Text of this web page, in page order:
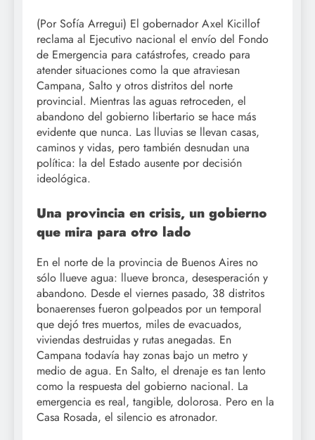
(Por Sofía Arregui) El gobernador Axel Kicillof
reclama al Ejecutivo nacional el envío del Fondo
de Emergencia para catástrofes, creado para
atender situaciones como la que atraviesan
Campana, Salto y otros distritos del norte
provincial. Mientras las aguas retroceden, el
abandono del gobierno libertario se hace más
evidente que nunca. Las lluvias se llevan casas,
caminos y vidas, pero también desnudan una
política: la del Estado ausente por decisión
ideológica.
Una provincia en crisis, un gobierno
que mira para otro lado
En el norte de la provincia de Buenos Aires no
sólo llueve agua: llueve bronca, desesperación y
abandono. Desde el viernes pasado, 38 distritos
bonaerenses fueron golpeados por un temporal
que dejó tres muertos, miles de evacuados,
viviendas destruidas y rutas anegadas. En
Campana todavía hay zonas bajo un metro y
medio de agua. En Salto, el drenaje es tan lento
como la respuesta del gobierno nacional. La
emergencia es real, tangible, dolorosa. Pero en la
Casa Rosada, el silencio es atronador.